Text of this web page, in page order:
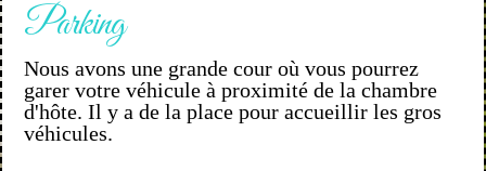
Parking
Nous avons une grande cour où vous pourrez
garer votre véhicule à proximité de la chambre
d'hôte. Il y a de la place pour accueillir les gros
véhicules.